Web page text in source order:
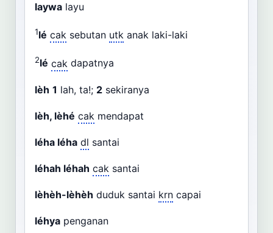
laywa layu
1lé cak sebutan utk anak laki-laki
2lé cak dapatnya
lèh 1 lah, ta!; 2 sekiranya
lèh, lèhé cak mendapat
léha léha dl santai
léhah léhah cak santai
lèhèh-lèhèh duduk santai krn capai
léhya penganan